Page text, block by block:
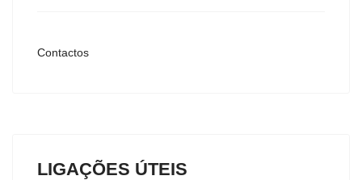
Contactos
LIGAÇÕES ÚTEIS